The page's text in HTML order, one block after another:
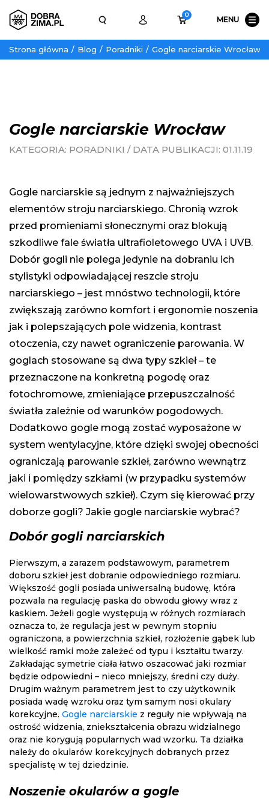
0
MENU
Strona główna Blog Poradniki Gogle narciarskie Wrocław
Gogle narciarskie Wrocław
KATEGORIA: PORADNIKI / DATA PUBLIKACJI: 01.11.19
Gogle narciarskie są jednym z najważniejszych
elementów stroju narciarskiego. Chronią wzrok
przed promieniami słonecznymi oraz blokują
szkodliwe fale światła ultrafioletowego UVA i UVB.
Dobór gogli nie polega jedynie na dobraniu ich
stylistyki odpowiadającej reszcie stroju
narciarskiego – jest mnóstwo technologii, które
zwiększają zarówno komfort i ergonomie noszenia
jak i polepszających pole widzenia, kontrast
otoczenia, czy nawet ograniczenie parowania. W
goglach stosowane są dwa typy szkieł – te
przeznaczone na konkretną pogodę oraz
fotochromowe, zmieniające przepuszczalność
światła zależnie od warunków pogodowych.
Dodatkowo gogle mogą zostać wyposażone w
system wentylacyjne, które dzięki swojej obecności
ograniczają parowanie szkieł, zarówno wewnątrz
jaki i pomiędzy szkłami (w przypadku systemów
wielowarstwowych szkieł). Czym się kierować przy
doborze gogli? Jakie gogle narciarskie wybrać?
Dobór gogli narciarskich
Pierwszym, a zarazem podstawowym, parametrem
doboru szkieł jest dobranie odpowiedniego rozmiaru.
Większość gogli posiada uniwersalną budowę, która
pozwala na regulację paska do obwodu głowy wraz z
kaskiem. Jeżeli gogle występują w różnych rozmiarach
oznacza to, że regulacja jest w pewnym stopniu
ograniczona, a powierzchnia szkieł, rozłożenie gąbek lub
wielkość ramki może zależeć od typu i kształtu twarzy.
Zakładając symetrie ciała łatwo oszacować jaki rozmiar
będzie odpowiedni – nieco mniejszy, średni czy duży.
Drugim ważnym parametrem jest to czy użytkownik
posiada wadę wzroku oraz tym samym nosi okulary
korekcyjne. Gogle narciarskie z reguły nie wpływają na
ostrość widzenia, zniekształcenia obrazu widzialnego
oraz nie korygują popularnych wad wzorku. Ta działka
należy do okularów korekcyjnych dobranych przez
specjalistę w tej dziedzinie.
Noszenie okularów a gogle